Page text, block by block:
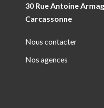
30 Rue Antoine
Carcassonne
Nous contacter
Nos agences